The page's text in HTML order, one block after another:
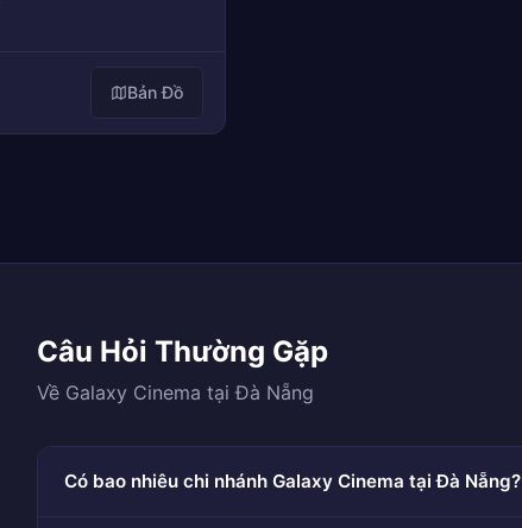
Bản Đồ
Câu Hỏi Thường Gặp
Về Galaxy Cinema tại Đà Nẵng
Có bao nhiêu chi nhánh Galaxy Cinema tại Đà Nẵng?